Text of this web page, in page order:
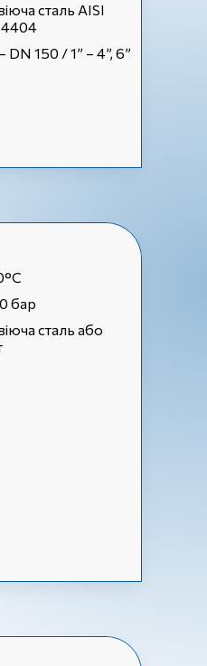
сталь AISI
DN 150 / 1” – 4”, 6”
бар
сталь або